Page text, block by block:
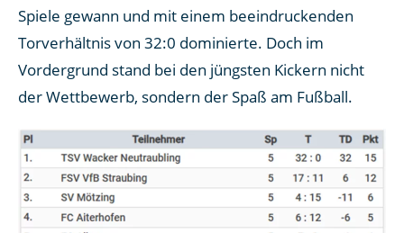
Spiele gewann und mit einem beeindruckenden
Torverhältnis von 32:0 dominierte. Doch im
Vordergrund stand bei den jüngsten Kickern nicht
der Wettbewerb, sondern der Spaß am Fußball.